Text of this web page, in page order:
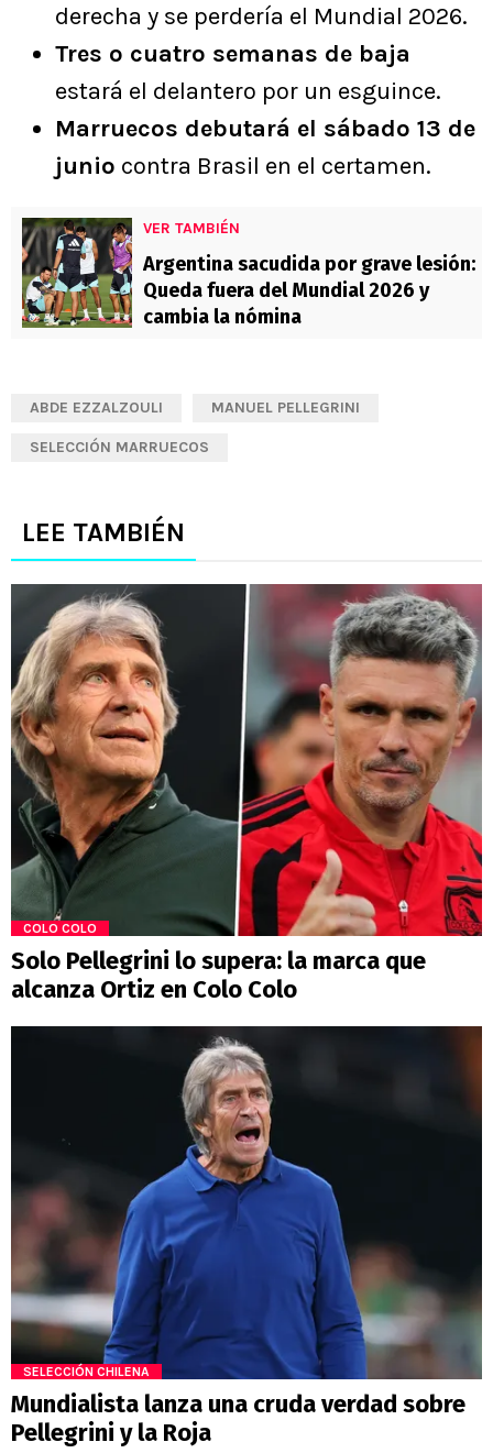
derecha y se perdería el Mundial 2026.
Tres o cuatro semanas de baja
estará el delantero por un esguince.
Marruecos debutará el sábado 13 de
junio contra Brasil en el certamen.
VER TAMBIÉN
Argentina sacudida por grave lesión:
Queda fuera del Mundial 2026 y
cambia la nómina
ABDE EZZALZOULI MANUEL PELLEGRINI
SELECCIÓN MARRUECOS
LEE TAMBIÉN
COLO COLO
Solo Pellegrini lo supera: la marca que
alcanza Ortiz en Colo Colo
SELECCIÓN CHILENA
Mundialista lanza una cruda verdad sobre
Pellegrini y la Roja